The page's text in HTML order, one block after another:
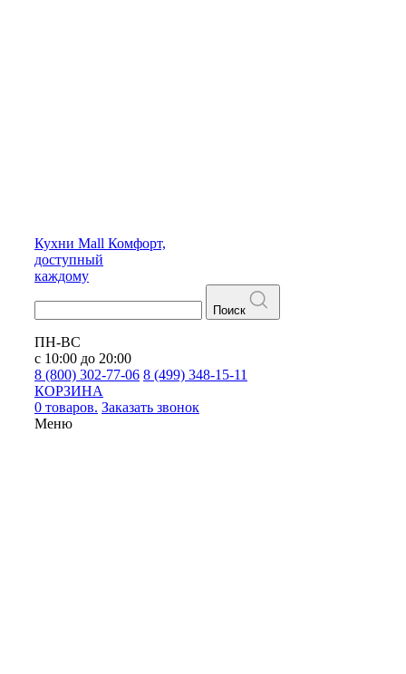
Кухни Mall Комфорт,
доступный
каждому
Поиск
ПН-ВС
с 10:00 до 20:00
8 (800) 302-77-06 8 (499) 348-15-11
КОРЗИНА
0 товаров. Заказать звонок
Меню